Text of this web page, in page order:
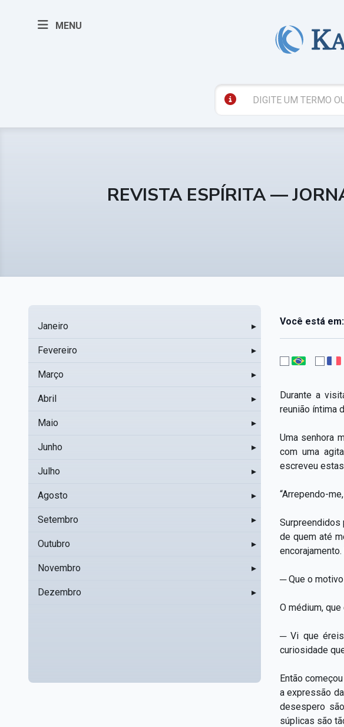
MENU
REVISTA ESPÍRITA —
Janeiro ▸
Fevereiro ▸
Março ▸
Abril ▸
Maio ▸
Junho ▸
Julho ▸
Agosto ▸
Setembro ▸
Outubro ▸
Novembro ▸
Dezembro ▸
Você está em:
Durante a
reunião íntima
Uma senhora
com uma
escreveu
“Arrependo-
Surpreendidos
de quem até
─ Que o
O médium,
─ Vi que
curiosidade
Então
a expressão
desespero
súplicas são